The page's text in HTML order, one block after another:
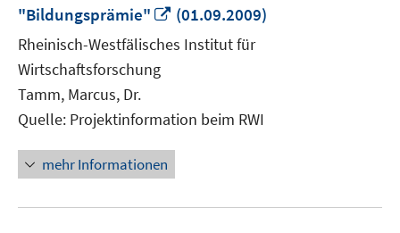
"Bildungsprämie"
In
neuem
Fenster
(01.09.2009)
Rheinisch-Westfälisches Institut für
Wirtschaftsforschung
Tamm, Marcus, Dr.
Quelle: Projektinformation beim RWI
mehr Informationen